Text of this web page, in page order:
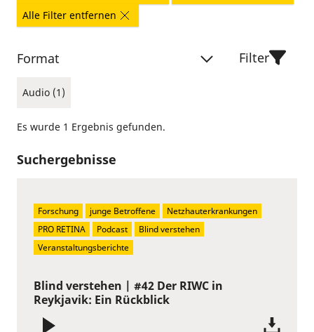
Alle Filter entfernen
Format
Audio (1)
Filter
Es wurde 1 Ergebnis gefunden.
Suchergebnisse
Blind verstehen | #42 Der RIWC in
Reykjavik: Ein Rückblick
Forschung junge Betroffene
Netzhauterkrankungen
PRO RETINA
Podcast
Blind verstehen
Veranstaltungsberichte